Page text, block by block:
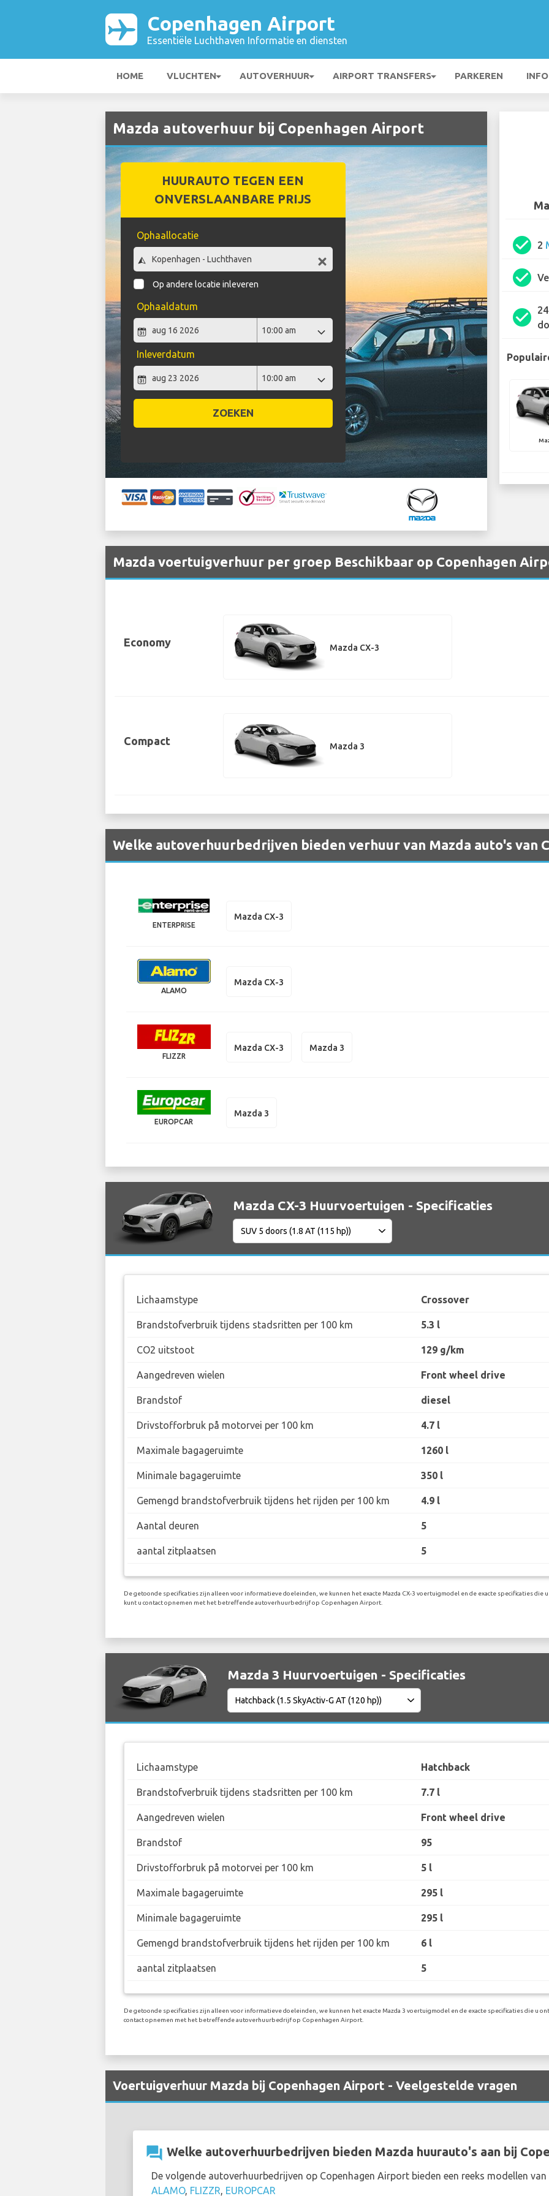
Copenhagen Airport
Essentiële Luchthaven Informatie en diensten
HOME VLUCHTEN AUTOVERHUUR AIRPORT TRANSFERS PARKEREN
Mazda autoverhuur bij Copenhagen Airport
HUURAUTO TEGEN EEN
ONVERSLAANBARE PRIJS
Ophaallocatie
Op andere locatie inleveren
Ophaaldatum
Inleverdatum
ZOEKEN
check_circle 2
check_circle
check_circle
Mazda voertuigverhuur per groep Beschikbaar op Copenhagen
Economy Mazda CX-3
Compact Mazda 3
Welke autoverhuurbedrijven bieden verhuur van Mazda auto's van
ENTERPRISE
Mazda CX-3
ALAMO
Mazda CX-3
FLIZZR
Mazda CX-3 Mazda 3
EUROPCAR
Mazda 3
Mazda CX-3 Huurvoertuigen - Specificaties
Lichaamstype Crossover
Brandstofverbruik tijdens stadsritten per 100 km 5.3 l
CO2 uitstoot 129 g/km
Aangedreven wielen Front wheel drive
Brandstof diesel
Drivstofforbruk på motorvei per 100 km 4.7 l
Maximale bagageruimte 1260 l
Minimale bagageruimte 350 l
Gemengd brandstofverbruik tijdens het rijden per 100 km 4.9 l
Aantal deuren 5
aantal zitplaatsen 5
De getoonde specificaties zijn alleen voor informatieve doeleinden, we kunnen het exacte Mazda CX-3 voertuigmodel en de exacte specificaties die
kunt u contact opnemen met het betreffende autoverhuurbedrijf op Copenhagen Airport.
Mazda 3 Huurvoertuigen - Specificaties
Lichaamstype Hatchback
Brandstofverbruik tijdens stadsritten per 100 km 7.7 l
Aangedreven wielen Front wheel drive
Brandstof 95
Drivstofforbruk på motorvei per 100 km 5 l
Maximale bagageruimte 295 l
Minimale bagageruimte 295 l
Gemengd brandstofverbruik tijdens het rijden per 100 km 6 l
aantal zitplaatsen 5
De getoonde specificaties zijn alleen voor informatieve doeleinden, we kunnen het exacte Mazda 3 voertuigmodel en de exacte specificaties die u
contact opnemen met het betreffende autoverhuurbedrijf op Copenhagen Airport.
Voertuigverhuur Mazda bij Copenhagen Airport - Veelgestelde vragen
question_answer Welke autoverhuurbedrijven bieden Mazda huurauto's aan bij
De volgende autoverhuurbedrijven op Copenhagen Airport bieden een reeks modellen
ALAMO, FLIZZR, EUROPCAR